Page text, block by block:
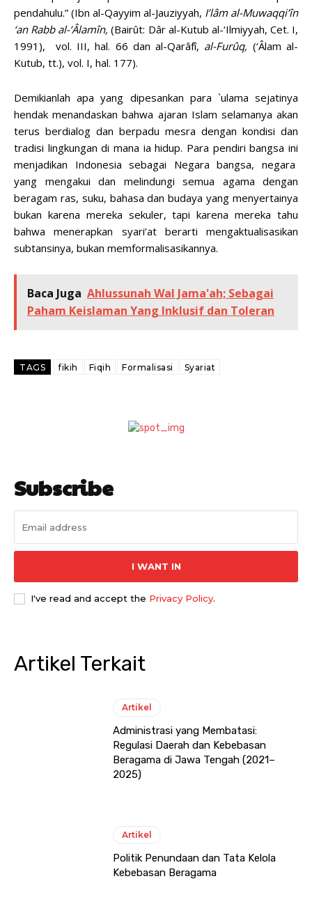
pendahulu.” (Ibn al-Qayyim al-Jauziyyah, I’lâm al-Muwaqqi’în
‘an Rabb al-‘Âlamîn, (Bairût: Dâr al-Kutub al-‘Ilmiyyah, Cet. I,
1991), vol. III, hal. 66 dan al-Qarâfî, al-Furûq, (‘Âlam al-
Kutub, tt.), vol. I, hal. 177).
Demikianlah apa yang dipesankan para `ulama sejatinya
hendak menandaskan bahwa ajaran Islam selamanya akan
terus berdialog dan berpadu mesra dengan kondisi dan
tradisi lingkungan di mana ia hidup. Para pendiri bangsa ini
menjadikan Indonesia sebagai Negara bangsa, negara
yang mengakui dan melindungi semua agama dengan
beragam ras, suku, bahasa dan budaya yang menyertainya
bukan karena mereka sekuler, tapi karena mereka tahu
bahwa menerapkan syari’at berarti mengaktualisasikan
subtansinya, bukan memformalisasikannya.
Baca Juga Ahlussunah Wal Jama'ah; Sebagai
Paham Keislaman Yang Inklusif dan Toleran
TAGS fikih Fiqih Formalisasi Syariat
Subscribe
I WANT IN
I've read and accept the Privacy Policy.
Artikel Terkait
Artikel
Administrasi yang Membatasi:
Regulasi Daerah dan Kebebasan
Beragama di Jawa Tengah (2021–
2025)
Artikel
Politik Penundaan dan Tata Kelola
Kebebasan Beragama